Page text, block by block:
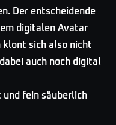
Der entscheidende
digitalen Avatar
klont sich also nicht
auch noch digital
fein säuberlich